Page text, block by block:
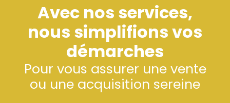
Avec nos services,
nous simplifions vos
démarches
Pour vous assurer une vente
ou une acquisition sereine